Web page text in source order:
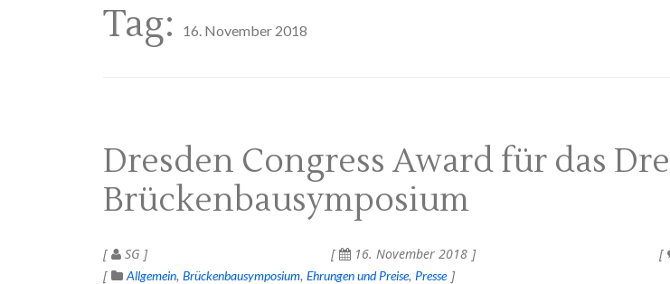
Tag: 16. November 2018
Dresden Congress Award für das
Brückenbausymposium
SG 16. November 2018
Allgemein Brückenbausymposium Ehrungen und Preise Presse